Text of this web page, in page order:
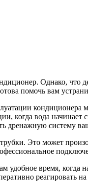
Однако, что
помочь вам
кондиционера
когда вода начинает
дренажную систему
Это может
время, когда
реагировать